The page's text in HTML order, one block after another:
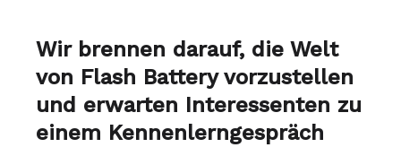
Wir brennen darauf, die Welt
von Flash Battery vorzustellen
und erwarten Interessenten zu
einem Kennenlerngespräch